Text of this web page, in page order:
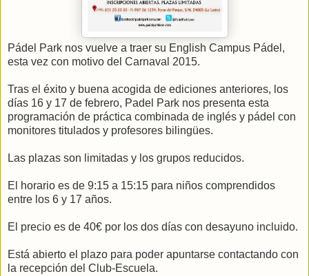
Pádel Park nos vuelve a traer su English Campus Pádel,
esta vez con motivo del Carnaval 2015.
Tras el éxito y buena acogida de ediciones anteriores, los
días 16 y 17 de febrero, Padel Park nos presenta esta
programación de práctica combinada de inglés y pádel con
monitores titulados y profesores bilingües.
Las plazas son limitadas y los grupos reducidos.
El horario es de 9:15 a 15:15 para niños comprendidos
entre los 6 y 17 años.
El precio es de 40€ por los dos días con desayuno incluido.
Está abierto el plazo para poder apuntarse contactando con
la recepción del Club-Escuela.